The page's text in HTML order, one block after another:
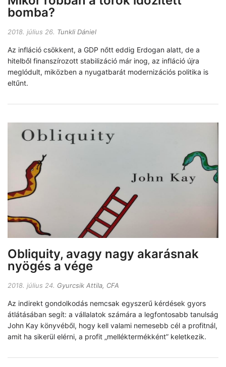
bomba?
2018. július 26. Tunkli Dániel
Az infláció csökkent, a GDP nőtt eddig Erdogan alatt, de a
hitelből finanszírozott stabilizáció már inog, az infláció újra
meglódult, miközben a nyugatbarát modernizációs politika is
eltűnt.
Obliquity, avagy nagy akarásnak
nyögés a vége
2018. július 24. Gyurcsik Attila, CFA
Az indirekt gondolkodás nemcsak egyszerű kérdések gyors
átlátásában segít: a vállalatok számára a legfontosabb tanulság
John Kay könyvéből, hogy kell valami nemesebb cél a profitnál,
amit ha sikerül elérni, a profit „melléktermékként” keletkezik.